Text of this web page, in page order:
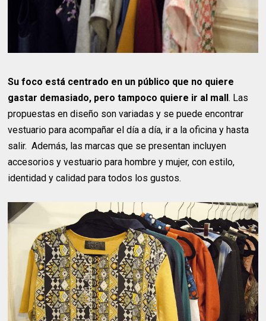
Su foco está centrado en un público que no quiere
gastar demasiado, pero tampoco quiere ir al mall. Las
propuestas en diseño son variadas y se puede encontrar
vestuario para acompañar el día a día, ir a la oficina y hasta
salir. Además, las marcas que se presentan incluyen
accesorios y vestuario para hombre y mujer, con estilo,
identidad y calidad para todos los gustos.